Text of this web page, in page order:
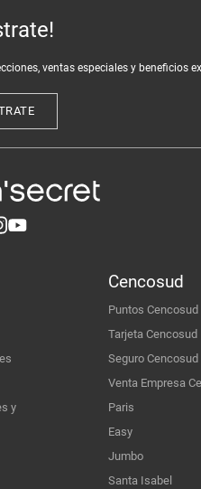
ventas especiales y beneficios
y
Cencosud
Puntos Cencosud
Tarjeta Cencosud
Seguro Cencosud
Venta Empresa
Paris
Easy
Jumbo
Santa Isabel